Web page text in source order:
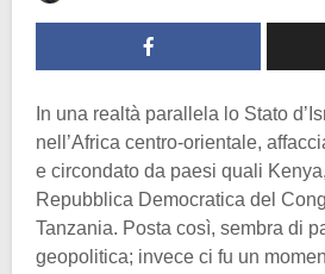
In una realtà parallela lo Stato
nell’Africa centro-orientale,
e circondato da paesi quali Kenya,
Repubblica Democratica del
Tanzania. Posta così, sembra di
geopolitica; invece ci fu un